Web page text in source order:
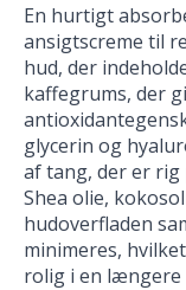
En hurtigt
ansigtscreme til
hud, der
kaffegrums, der
glycerin og
af tang, der er rig
Shea olie,
hudoverfladen
minimeres,
rolig i en længere